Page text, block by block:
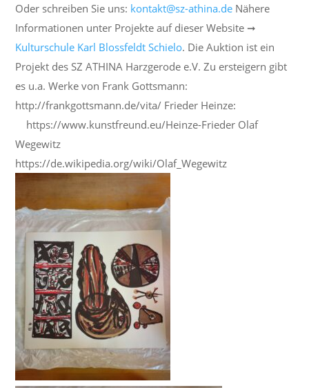
Oder schreiben Sie uns: kontakt@sz-athina.de Nähere
Informationen unter Projekte auf dieser Website ➞
Kulturschule Karl Blossfeldt Schielo. Die Auktion ist ein
Projekt des SZ ATHINA Harzgerode e.V. Zu ersteigern gibt
es u.a. Werke von Frank Gottsmann:
http://frankgottsmann.de/vita/ Frieder Heinze:
https://www.kunstfreund.eu/Heinze-Frieder Olaf
Wegewitz
https://de.wikipedia.org/wiki/Olaf_Wegewitz